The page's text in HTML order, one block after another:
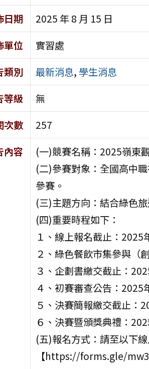
日期
2025 年 8 月 15 日
單位
實習處
類別
最新消息, 學生消息
等級
無
次數
257
內容
(一)競賽名稱：2025嶺東
(二)參賽對象：全國高中
參賽。
(三)主題方向：結合綠色
(四)重要時程如下：
１、線上報名截止：2025
２、綠色餐飲市集參與（
３、企劃書繳交截止：
４、初賽審查公告：2025
５、決賽簡報繳交截止：
６、決賽暨頒獎典禮：
(五)報名方式：請至以下
【https://forms.gle/